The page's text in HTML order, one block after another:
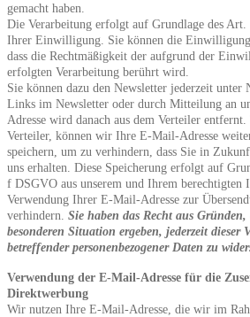
gemacht haben.
Die Verarbeitung erfolgt auf Grundlage des
Ihrer Einwilligung. Sie können die
dass die Rechtmäßigkeit der aufgrund der
erfolgten Verarbeitung berührt wird.
Sie können dazu den Newsletter jederzeit unter
Links im Newsletter oder durch Mitteilung an
Adresse wird danach aus dem Verteiler
Verteiler, können wir Ihre E-Mail-Adresse
speichern, um zu verhindern, dass Sie in
uns erhalten. Diese Speicherung erfolgt auf
f DSGVO aus unserem und Ihrem berechtigten
Verwendung Ihrer E-Mail-Adresse zur
verhindern. Sie haben das Recht aus
besonderen Situation ergeben, jederzeit dieser
betreffender personenbezogener Daten zu
Verwendung der E-Mail-Adresse für die
Direktwerbung
Wir nutzen Ihre E-Mail-Adresse, die wir im